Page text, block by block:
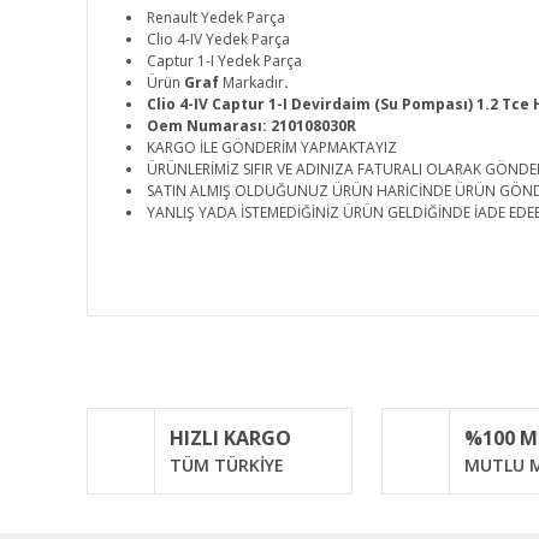
Renault Yedek Parça
Clio 4-IV Yedek Parça
Captur 1-I Yedek Parça
Ürün Graf Markadır.
Clio 4-IV Captur 1-I Devirdaim (Su Pompası) 1.2 Tce
Oem Numarası: 210108030R
KARGO İLE GÖNDERİM YAPMAKTAYIZ
ÜRÜNLERİMİZ SIFIR VE ADINIZA FATURALI OLARAK
SATIN ALMIŞ OLDUĞUNUZ ÜRÜN HARİCİNDE ÜRÜN
YANLIŞ YADA İSTEMEDİĞİNİZ ÜRÜN GELDİĞİNDE İADE
Ürün resmi kalitesiz, bozuk veya görüntülenemiyor.
Ürün açıklamasında eksik bilgiler bulunuyor.
Ürün bilgilerinde hatalar bulunuyor.
HIZLI KARGO
TÜM TÜRKİYE
%100
MUTLU